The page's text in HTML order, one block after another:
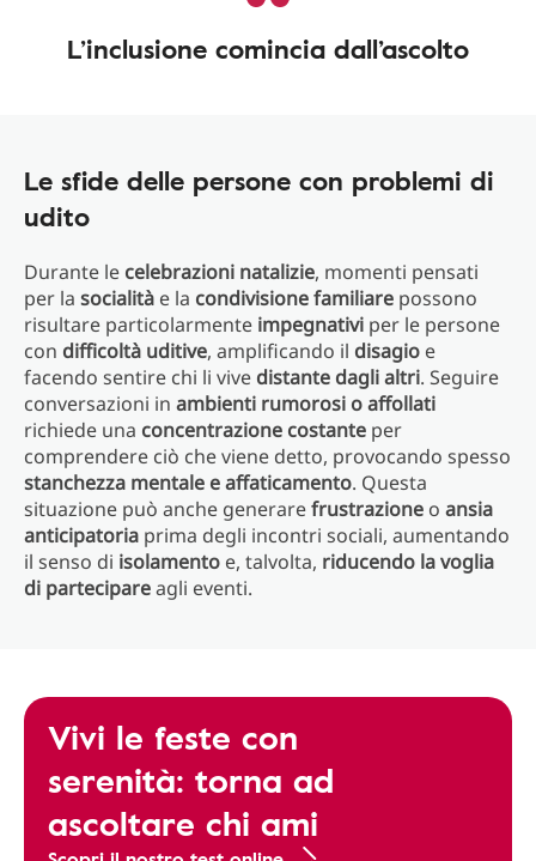
L’inclusione comincia dall’ascolto
Le sfide delle persone con problemi di
udito
Durante le celebrazioni natalizie, momenti pensati
per la socialità e la condivisione familiare possono
risultare particolarmente impegnativi per le persone
con difficoltà uditive, amplificando il disagio e
facendo sentire chi li vive distante dagli altri. Seguire
conversazioni in ambienti rumorosi o affollati
richiede una concentrazione costante per
comprendere ciò che viene detto, provocando spesso
stanchezza mentale e affaticamento. Questa
situazione può anche generarefrustrazione o ansia
anticipatoria prima degli incontri sociali, aumentando
il senso di isolamento e, talvolta, riducendo la voglia
di partecipareagli eventi.
Vivi le feste con
serenità: torna ad
ascoltare chi ami